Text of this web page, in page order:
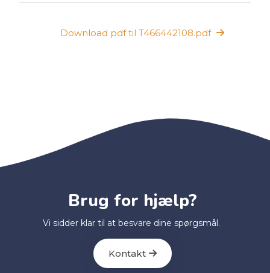
Download pdf til T466442108.pdf
Brug for hjælp?
Vi sidder klar til at besvare dine spørgsmål.
Kontakt